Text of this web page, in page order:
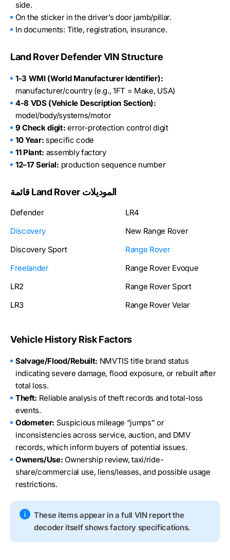
side.
On the sticker in the driver’s door jamb/pillar.
In documents: Title, registration, insurance.
Land Rover Defender VIN Structure
1-3 WMI (World Manufacturer Identifier):
manufacturer/country (e.g., 1FT = Make, USA)
4-8 VDS (Vehicle Description Section):
model/body/systems/motor
9 Check digit: error-protection control digit
10 Year: specific code
11 Plant: assembly factory
12–17 Serial: production sequence number
قائمة Land Rover الموديلات
Defender
Discovery
Discovery Sport
Freelander
LR2
LR3
LR4
New Range Rover
Range Rover
Range Rover Evoque
Range Rover Sport
Range Rover Velar
Vehicle History Risk Factors
Salvage/Flood/Rebuilt: NMVTIS title brand status
indicating severe damage, flood exposure, or rebuilt after
total loss.
Theft: Reliable analysis of theft records and total-loss
events.
Odometer: Suspicious mileage “jumps” or
inconsistencies across service, auction, and DMV
records, which inform buyers of potential issues.
Owners/Use: Ownership review, taxi/ride-
share/commercial use, liens/leases, and possible usage
restrictions.
These items appear in a full VIN report the
decoder itself shows factory specifications.